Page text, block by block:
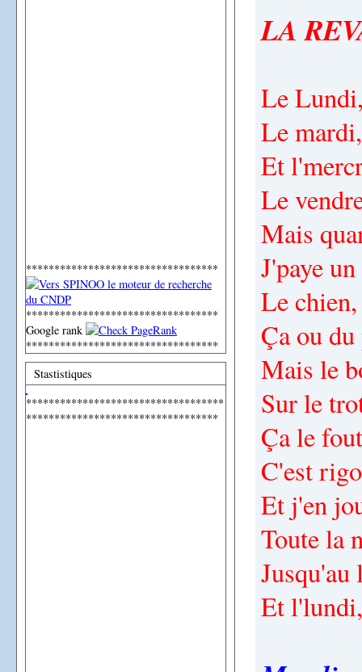
**********************************
**********************************
Google rank
**********************************
Stastistiques
***********************************
**********************************
LA
Le
Le
Et
Le
Mais
J'paye
Le
Ça ou
Mais le
Sur le
Ça le
C'est
Et j'en
Toute la
Et